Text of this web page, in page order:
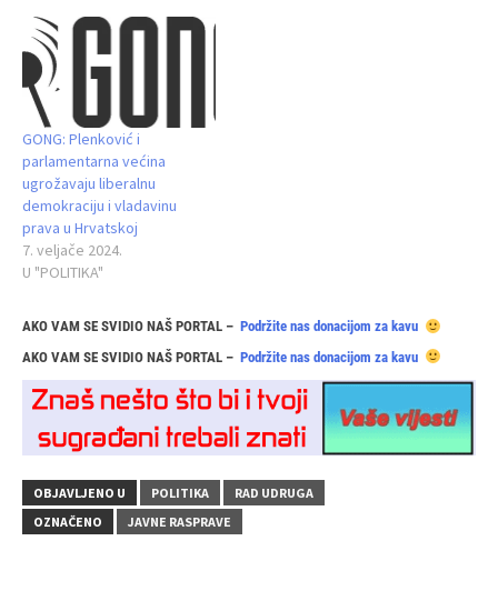
GONG: Plenković i
parlamentarna većina
ugrožavaju liberalnu
demokraciju i vladavinu
prava u Hrvatskoj
7. veljače 2024.
U "POLITIKA"
AKO VAM SE SVIDIO NAŠ PORTAL – Podržite nas donacijom za kavu
AKO VAM SE SVIDIO NAŠ PORTAL – Podržite nas donacijom za kavu
OBJAVLJENO U POLITIKA
RAD UDRUGA
OZNAČENO
JAVNE RASPRAVE